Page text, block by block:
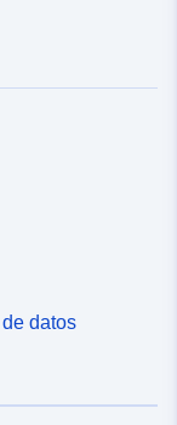
datos